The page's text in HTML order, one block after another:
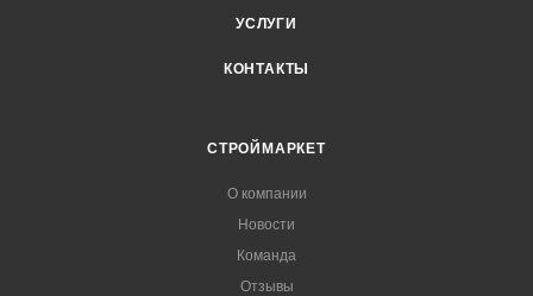
УСЛУГИ
КОНТАКТЫ
СТРОЙМАРКЕТ
О компании
Новости
Команда
Отзывы